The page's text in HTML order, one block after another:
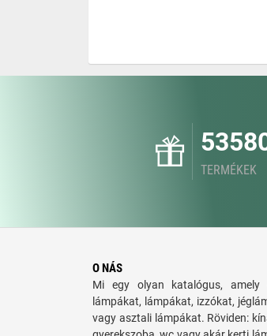
TERMÉKEK
O NÁS
Mi egy olyan katalógus, amely
lámpákat, lámpákat, izzókat,
vagy asztali lámpákat. Röviden: